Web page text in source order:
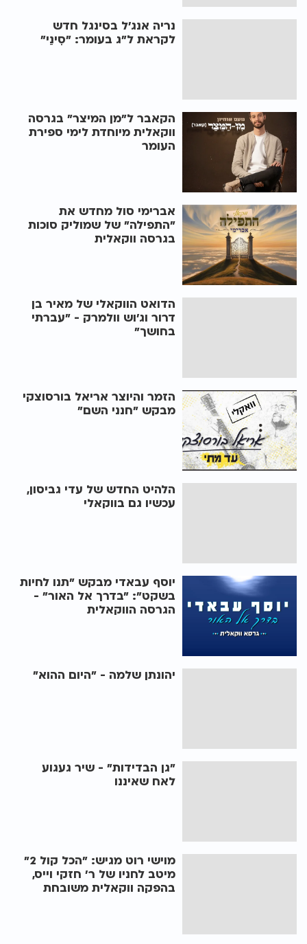
נריה אנג'ל בסינגל חדש
לקראת ל"ג בעומר: "סִינַי"
הקאבר ל"מן המיצר" בגרסה
ווקאלית מיוחדת לימי ספירת
העומר
אברימי סול מחדש את
"התפילה" של שמוליק סוכות
בגרסה ווקאלית
הדואט הווקאלי של מאיר בן
דרור וג'וש וולמרק - "עברתי
בחושך"
הזמר והיוצר אריאל בורסוצקי
מבקש "חנני השם"
הלהיט החדש של עדי גביסון,
עכשיו גם בווקאלי
יוסף עבאדי מבקש "תנו לחיות
בשקט": "בדרך אל האור" -
הגרסה הווקאלית
יהונתן שלמה - "היום ההוא"
"גן הבדידות" - שיר געגוע
לאח שאיננו
מוישי רוט מגיש: "הכל קול 2"
מיטב לחניו של ר' חזקי וייס,
בהפקה ווקאלית משובחת